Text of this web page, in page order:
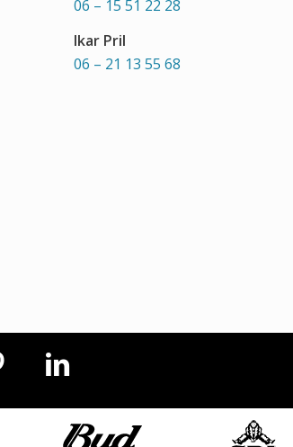
06 – 15 51 22 28
Ikar Pril
06 – 21 13 55 68